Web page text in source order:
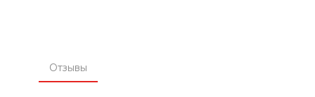
Отзывы